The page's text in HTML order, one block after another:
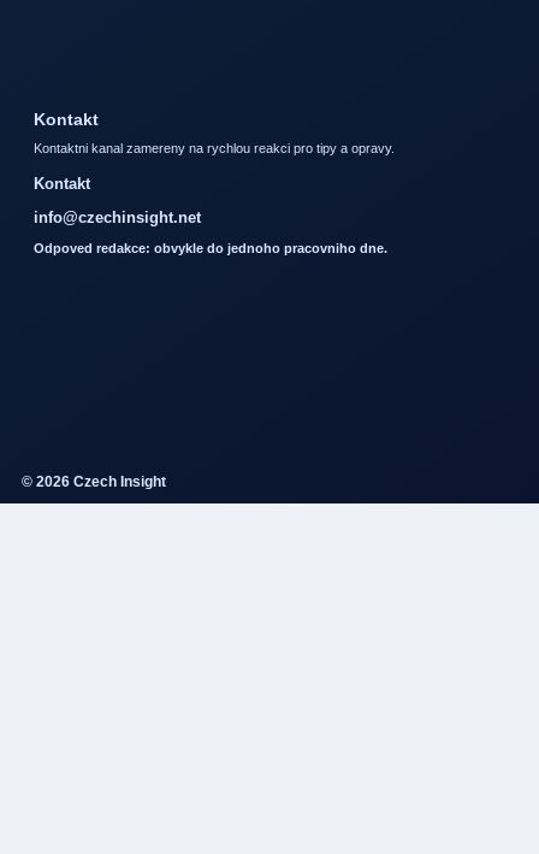
Kontakt
Kontaktni kanal zamereny na rychlou reakci pro tipy a opravy.
Kontakt
info@czechinsight.net
Odpoved redakce: obvykle do jednoho pracovniho dne.
© 2026 Czech Insight